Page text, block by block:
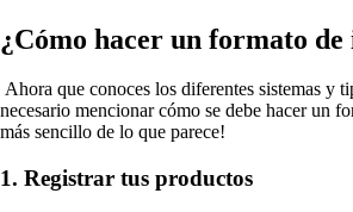
¿Cómo hacer un formato
Ahora que conoces los diferentes sistemas y
necesario mencionar cómo se debe hacer un
más sencillo de lo que parece!
1. Registrar tus productos